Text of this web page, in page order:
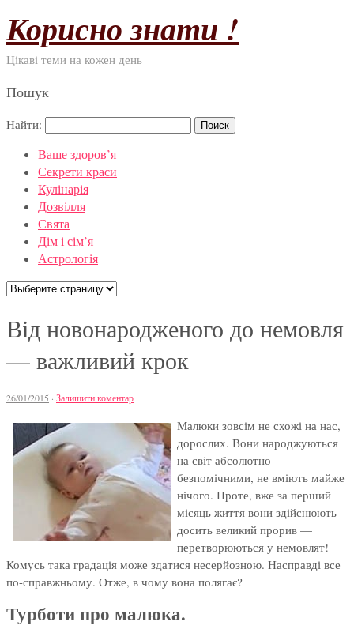
Корисно знати !
Цікаві теми на кожен день
Пошук
Найти:
Ваше здоров’я
Секрети краси
Кулінарія
Дозвілля
Свята
Дім і сім’я
Астрологія
Від новонародженого до немовля
— важливий крок
26/01/2015 · Залишити коментар
Малюки зовсім не схожі на нас,
дорослих. Вони народжуються
на світ абсолютно
безпомічними, не вміють майже
нічого. Проте, вже за перший
місяць життя вони здійснюють
досить великий прорив —
перетворюються у немовлят!
Комусь така градація може здатися несерйозною. Насправді все
по-справжньому. Отже, в чому вона полягає?
Турботи про малюка.